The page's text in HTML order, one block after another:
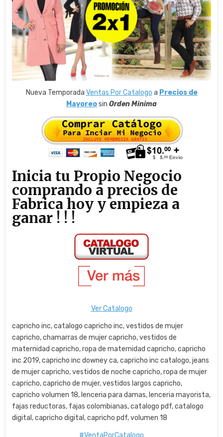
Nueva Temporada Ventas Por Catalogo a Precios de
Mayoreosin Orden Minima
Inicia tu Propio Negocio
comprando a precios de
Fabrica hoy y empieza a
ganar ! ! !
Ver Catalogo
capricho inc, catalogo capricho inc, vestidos de mujer
capricho, chamarras de mujer capricho, vestidos de
maternidad capricho, ropa de maternidad capricho, capricho
inc 2019, capricho inc downey ca, capricho inc catalogo, jeans
de mujer capricho, vestidos de noche capricho, ropa de mujer
capricho, capricho de mujer, vestidos largos capricho,
capricho volumen 18, lenceria para damas, lenceria mayorista,
fajas reductoras, fajas colombianas, catalogo pdf, catalogo
digital, capricho digital, capricho pdf, volumen 18
#VentaPorCatalogo